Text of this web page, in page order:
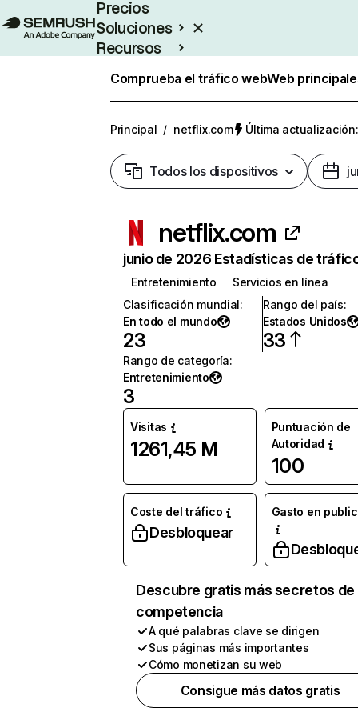
Precios
Soluciones
Recursos
Comprueba el tráfico webWeb
Principal / netflix.com Última
Todos los dispositivos
netflix.com
junio de 2026 Estadísticas de
Entretenimiento
Servicios en línea
Clasificación mundial:
En todo el mundo
23
Rango del país:
Estados Unidos
33
Rango de categoría:
Entretenimiento
3
Visitas
1261,45 M
Puntuación de
Autoridad
100
Coste del tráfico
Desbloquear
Gasto en
Descubre gratis más secretos de
competencia
A qué palabras clave se dirigen
Sus páginas más importantes
Cómo monetizan su web
Consigue más datos gratis